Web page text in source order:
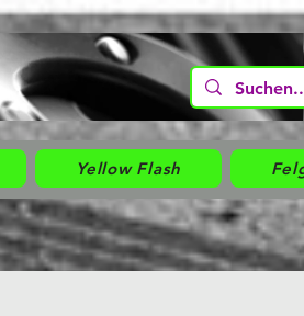
Yellow Flash